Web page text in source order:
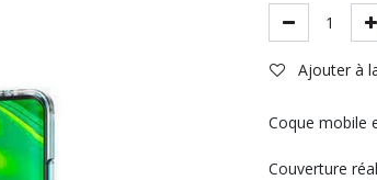
Ajouter à
Coque mobile
Couverture